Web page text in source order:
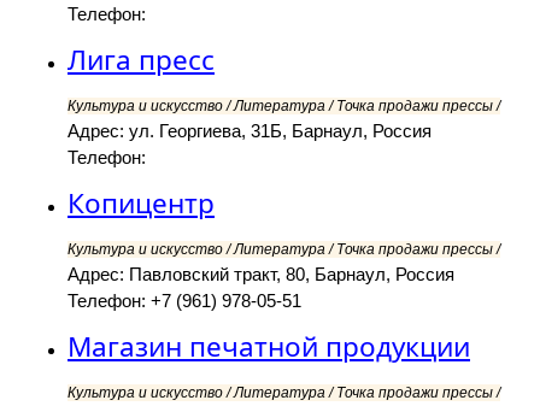
Телефон:
Лига пресс
Культура и искусство / Литература / Точка продажи прессы /
Адрес: ул. Георгиева, 31Б, Барнаул, Россия
Телефон:
Копицентр
Культура и искусство / Литература / Точка продажи прессы /
Адрес: Павловский тракт, 80, Барнаул, Россия
Телефон: +7 (961) 978-05-51
Магазин печатной продукции
Культура и искусство / Литература / Точка продажи прессы /